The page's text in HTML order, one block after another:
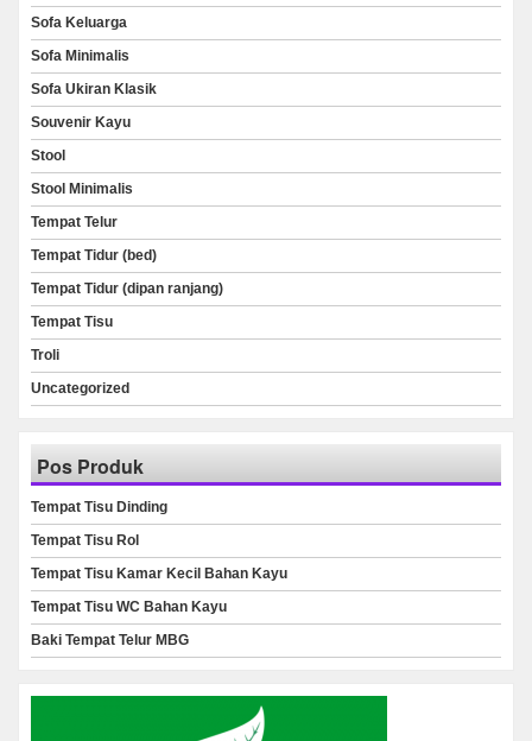
Sofa Keluarga
Sofa Minimalis
Sofa Ukiran Klasik
Souvenir Kayu
Stool
Stool Minimalis
Tempat Telur
Tempat Tidur (bed)
Tempat Tidur (dipan ranjang)
Tempat Tisu
Troli
Uncategorized
Pos Produk
Tempat Tisu Dinding
Tempat Tisu Rol
Tempat Tisu Kamar Kecil Bahan Kayu
Tempat Tisu WC Bahan Kayu
Baki Tempat Telur MBG